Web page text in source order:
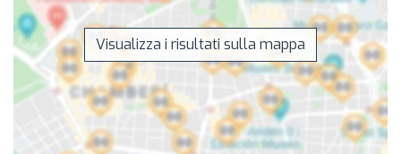
Visualizza i risultati sulla mappa